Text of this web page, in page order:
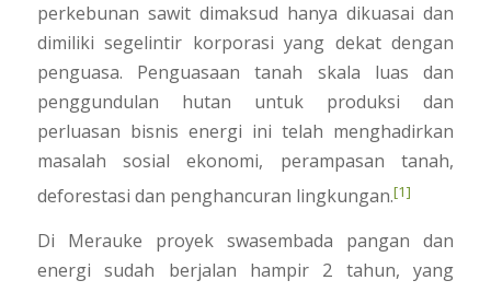
perkebunan sawit dimaksud hanya dikuasai dan
dimiliki segelintir korporasi yang dekat dengan
penguasa. Penguasaan tanah skala luas dan
penggundulan hutan untuk produksi dan
perluasan bisnis energi ini telah menghadirkan
masalah sosial ekonomi, perampasan tanah,
deforestasi dan penghancuran lingkungan.[1]
Di Merauke proyek swasembada pangan dan
energi sudah berjalan hampir 2 tahun, yang